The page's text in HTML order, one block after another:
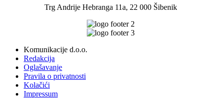
Trg Andrije Hebranga 11a, 22 000 Šibenik
Komunikacije d.o.o.
Redakcija
Oglašavanje
Pravila o privatnosti
Kolačići
Impressum